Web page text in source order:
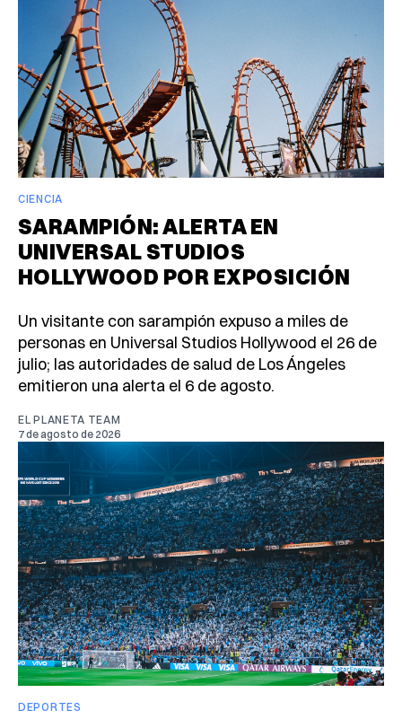
CIENCIA
SARAMPIÓN: ALERTA EN
UNIVERSAL STUDIOS
HOLLYWOOD POR EXPOSICIÓN
Un visitante con sarampión expuso a miles de
personas en Universal Studios Hollywood el 26 de
julio; las autoridades de salud de Los Ángeles
emitieron una alerta el 6 de agosto.
EL PLANETA TEAM
7 de agosto de 2026
DEPORTES